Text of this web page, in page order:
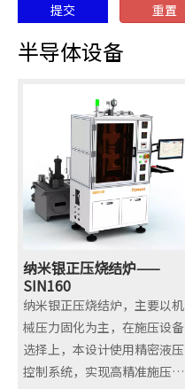
提交 重置
半导体设备
纳米银正压烧结炉——
SIN160
纳米银正压烧结炉，主要以机
械压力固化为主，在施压设备
选择上，本设计使用精密液压
控制系统，实现高精准施压。